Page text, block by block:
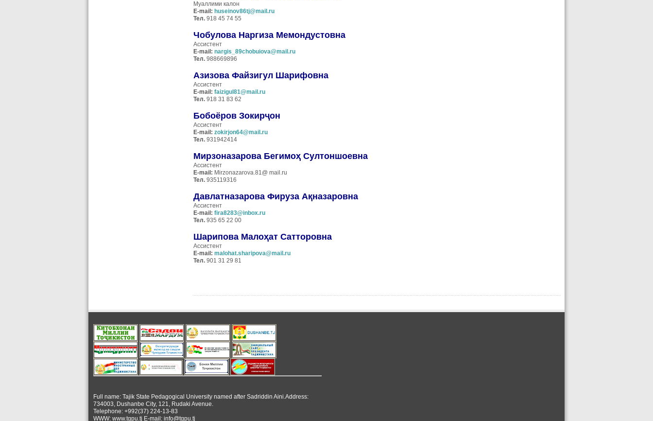
Муаллими калон
E-mail: huseinov86tj@mail.ru
Тел. 918 45 74 55
Чобулова Наргиза Мемондустовна
Ассистент
E-mail : nargis_89chobuiova@mail.ru
Тел. 988669896
Азизова Файзигул Шарифовна
Ассистент
E-mail : faizigul81@mail.ru
Тел. 918 31 83 62
Бобоёров Зокирҷон
Ассистент
E-mail : zokirjon64@mail.ru
Тел. 931942414
Мирзоназарова Бегимоҳ Султоншоевна
Ассистент
E-mail : Mirzonazarova.81@ mail.ru
Тел. 935119316
Давлатназарова Фируза Ақназаровна
Ассистент
E-mail : fira8283@inbox.ru
Тел. 935 65 22 00
Шарипова Малоҳат Сатторовна
Ассистент
E-mail : malohat.sharipova@mail.ru
Тел. 901 31 29 81
Full name: Tajik State Pedagogical University named after Sadriddin Aini.Address:
734003, Dushanbe City, 121, Rudaki Avenue.
Telephone: +992(37) 224-13-83
WWW: www.tgpu.tj E-mail: info@tgpu.tj